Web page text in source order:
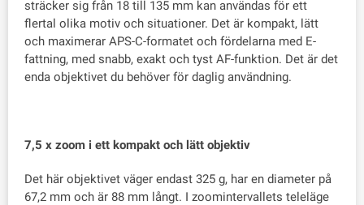
sträcker sig från 18 till 135 mm kan användas för ett
flertal olika motiv och situationer. Det är kompakt, lätt
och maximerar APS-C-formatet och fördelarna med E-
fattning, med snabb, exakt och tyst AF-funktion. Det är det
enda objektivet du behöver för daglig användning.
7,5 x zoom i ett kompakt och lätt objektiv
Det här objektivet väger endast 325 g, har en diameter på
67,2 mm och är 88 mm långt. I zoomintervallets teleläge